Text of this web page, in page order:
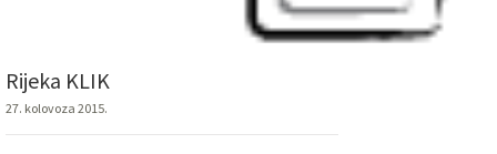
Rijeka KLIK
27. kolovoza 2015.